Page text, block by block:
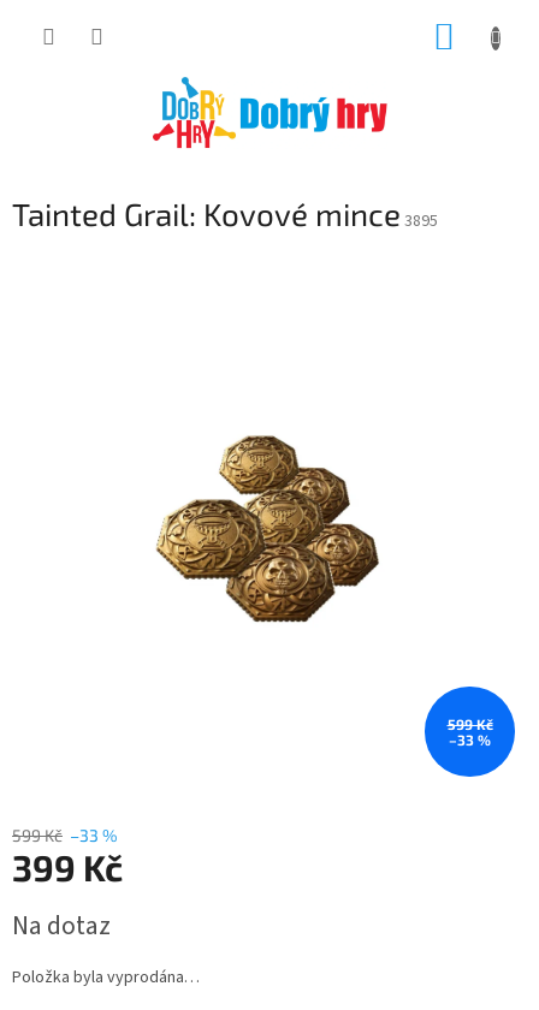
Tainted Grail: Kovové mince 3895
599 Kč
–33 %
599 Kč –33 %
399 Kč
cena:
Na dotaz
Položka byla vyprodána…